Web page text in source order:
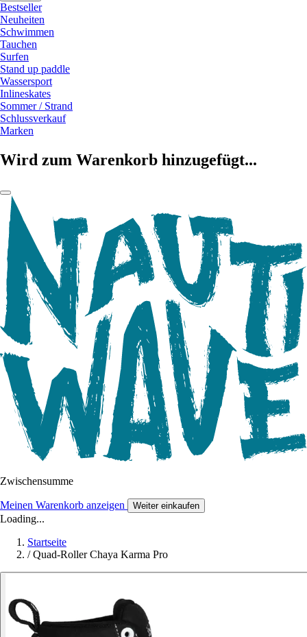
Bestseller
Neuheiten
Schwimmen
Tauchen
Surfen
Stand up paddle
Wassersport
Inlineskates
Sommer / Strand
Schlussverkauf
Marken
Wird zum Warenkorb hinzugefügt...
Zwischensumme
Meinen Warenkorb anzeigen Weiter einkaufen
Loading...
Startseite
/ Quad-Roller Chaya Karma Pro